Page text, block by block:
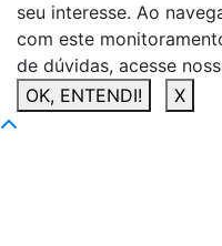
seu interesse. Ao
com este
de dúvidas, acesse
OK, ENTENDI!
X